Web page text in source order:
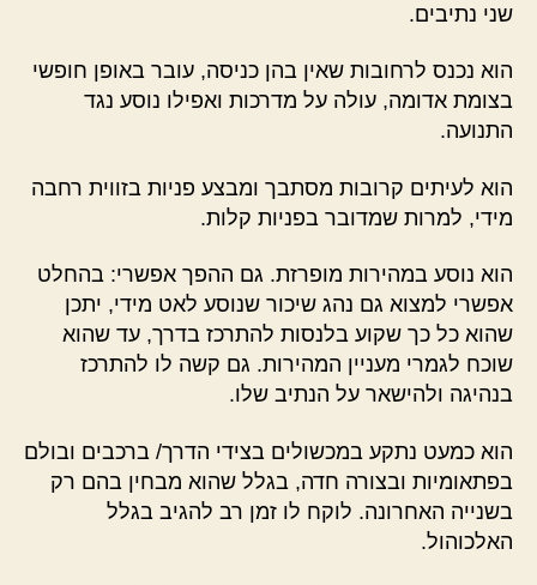
שני נתיבים.
הוא נכנס לרחובות שאין בהן כניסה, עובר באופן חופשי
בצומת אדומה, עולה על מדרכות ואפילו נוסע נגד
התנועה.
הוא לעיתים קרובות מסתבך ומבצע פניות בזווית רחבה
מידי, למרות שמדובר בפניות קלות.
הוא נוסע במהירות מופרזת. גם ההפך אפשרי: בהחלט
אפשרי למצוא גם נהג שיכור שנוסע לאט מידי, יתכן
שהוא כל כך שקוע בלנסות להתרכז בדרך, עד שהוא
שוכח לגמרי מעניין המהירות. גם קשה לו להתרכז
בנהיגה ולהישאר על הנתיב שלו.
הוא כמעט נתקע במכשולים בצידי הדרך/ ברכבים ובולם
בפתאומיות ובצורה חדה, בגלל שהוא מבחין בהם רק
בשנייה האחרונה. לוקח לו זמן רב להגיב בגלל
האלכוהול.